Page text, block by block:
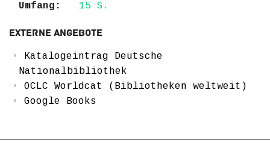
Umfang:
15 S.
Externe Angebote
Katalogeintrag Deutsche
Nationalbibliothek
OCLC Worldcat (Bibliotheken weltweit)
Google Books